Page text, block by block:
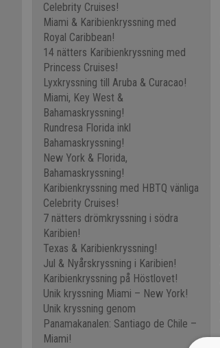
Celebrity Cruises!
Miami & Karibienkryssning med
Royal Caribbean!
14 nätters Karibienkryssning med
Princess Cruises!
Lyxkryssning till Aruba & Curacao!
Miami, Key West &
Bahamaskryssning!
Rundresa Florida inkl
Bahamaskryssning!
New York & Florida,
Bahamaskryssning!
Karibienkryssning med HBTQ vänliga
Celebrity Cruises!
7 nätters drömkryssning i södra
Karibien!
Texas & Karibienkryssning!
Jul & Nyårskryssning i Karibien!
Karibienkryssning på Höstlovet!
Unik kryssning Miami – New York!
Unik kryssning genom
Panamakanalen: Santiago de Chile –
Miami!